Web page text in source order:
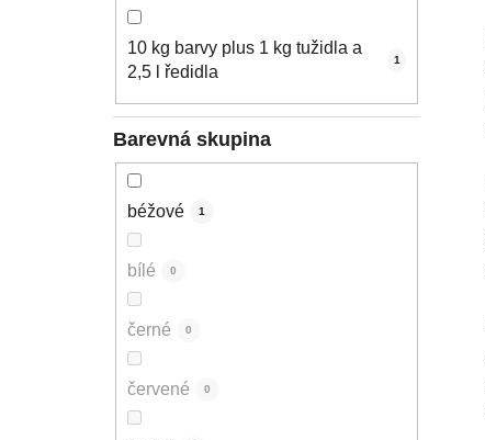
10 kg barvy plus 1 kg tužidla a
2,5 l ředidla
1
Barevná skupina
béžové 1
bílé 0
černé 0
červené 0